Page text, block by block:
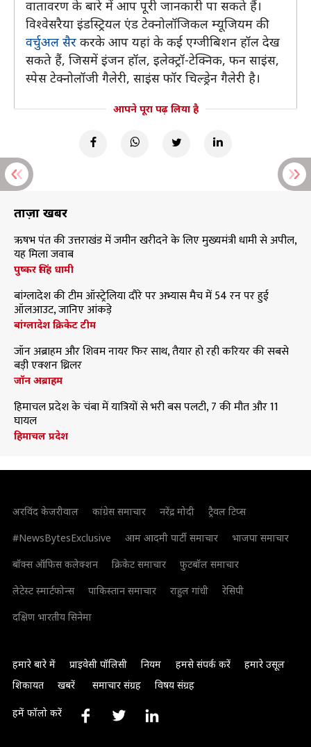
वातावरण के बारे में आप पूरी जानकारी पा सकते हैं।
विश्वेसरैया इंडस्ट्रियल एंड टेक्नोलॉजिकल म्यूजियम की
वर्चुअल सैर करके आप यहां के कई एग्जीबिशन हॉल देख
सकते हैं, जिसमें इंजन हॉल, इलेक्ट्रॉ-टेक्निक, फन साइंस,
स्पेस टेक्नोलॉजी गैलेरी, साइंस फॉर चिल्ड्रेन गैलेरी है।
आपने पूरा पढ़ लिया है
ताज़ा खबरें
ऋषभ पंत की उत्तराखंड में जमीन खरीदने के लिए मुख्यमंत्री धामी से अपील,
यह मिला जवाब
पुष्कर सिंह धामी
बांग्लादेश की टीम ऑस्ट्रेलिया दौरे पर अभ्यास मैच में 54 रन पर हुई
ऑलआउट, जानिए आंकड़े
बांग्लादेश क्रिकेट टीम
जॉन अब्राहम और शिवम नायर फिर साथ, तैयार हो रही करियर की सबसे
बड़ी एक्शन थ्रिलर
जॉन अब्राहम
हिमाचल प्रदेश के चंबा में यात्रियों से भरी बस पलटी, 7 की मौत और 11
घायल
हिमाचल प्रदेश
अरविंद केजरीवाल कांग्रेस समाचार नरेंद्र मोदी
ट्रैवल टिप्स
#NewsBytesExclusive
आम आदमी पार्टी समाचार
भाजपा समाचार
बॉक्स ऑफिस कलेक्शन
क्रिकेट समाचार
फुटबॉल समाचार
लेटेस्ट स्मार्टफोन्स
पाकिस्तान समाचार राहुल गांधी
रेसिपी
दक्षिण भारतीय सिनेमा
हमारे बारे में प्राइवेसी पॉलिसी नियम हमसे संपर्क करें
हमारे उसूल
शिकायत
खबरें समाचार संग्रह विषय संग्रह
हमें फॉलो करें